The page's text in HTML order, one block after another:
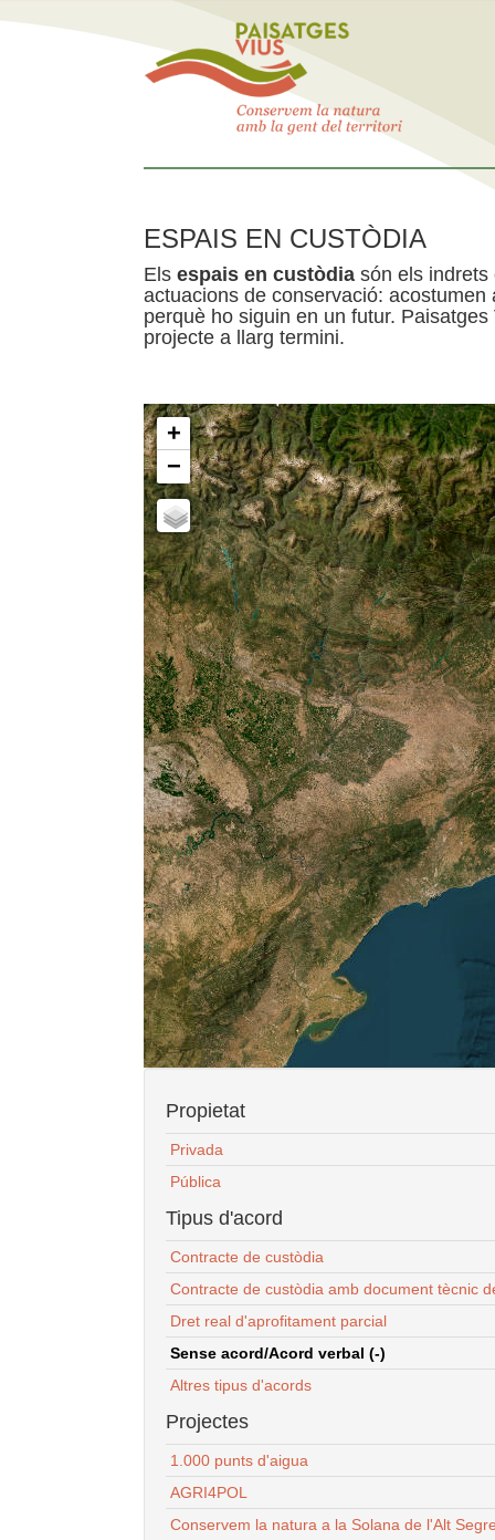
ESPAIS EN CUSTÒDIA
Els espais en custòdia són els indrets
actuacions de conservació:
perquè ho siguin en un futur.
projecte a llarg termini.
+
−
Propietat
Privada
Pública
Tipus d'acord
Contracte de custòdia
Contracte de custòdia amb document tècnic
Dret real d'aprofitament parcial
Sense acord/Acord verbal (-)
Altres tipus d'acords
Projectes
1.000 punts d'aigua
AGRI4POL
Conservem la natura a la Solana de l'Alt